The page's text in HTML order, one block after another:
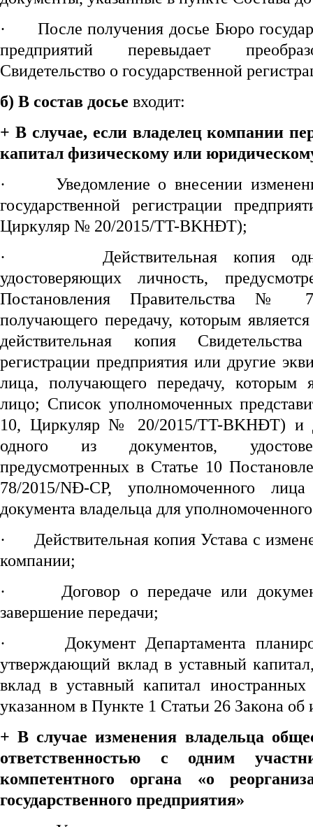
· После получения досье Бюро
предприятий перевыдает
Свидетельство о государственной
б) В состав досье входит:
+ В случае, если владелец компании
капитал физическому или
· Уведомление о внесении
государственной регистрации
Циркуляр № 20/2015/TT-BKHĐT);
· Действительная копия
удостоверяющих личность,
Постановления Правительства №
получающего передачу, которым
действительная копия
регистрации предприятия или другие
лица, получающего передачу, которым
лицо; Список уполномоченных
10, Циркуляр № 20/2015/TT-BKHĐT) и
одного из документов,
предусмотренных в Статье 10
78/2015/NĐ-CP, уполномоченного
документа владельца для
· Действительная копия Устава с
компании;
· Договор о передаче или
завершение передачи;
· Документ Департамента
утверждающий вклад в уставный
вклад в уставный капитал иностранных
указанном в Пункте 1 Статьи 26 Закона об
+В случае изменения владельца
ответственностью с одним
компетентного органа «о
государственного предприятия»